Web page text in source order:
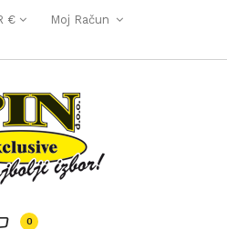
€ Moj Račun
0